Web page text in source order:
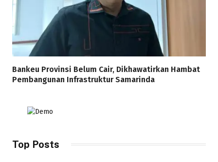
Bankeu Provinsi Belum Cair, Dikhawatirkan Hambat
Pembangunan Infrastruktur Samarinda
Top Posts